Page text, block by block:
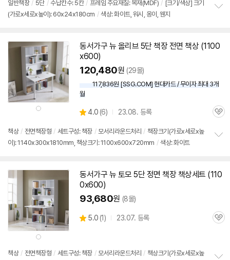
상상상 상
일반책장 / 5단 / 수납칸수: 5칸 / 프레임 주요재질: 목재(MDF) / [크기/색상] 크기
(가로x세로x높이): 60x24x180cm / 색상: 화이트, 워시, 옹이, 웬지
치
상
품
동서가구 뉴 올리브 5단책장전면 책상 (1100
x600)
120,480원 (29몰)
117,836원 [SSG.COM] 현대카드 / 무이자 최대 3개
월
별
점
4.0 (상
리
뷰
6) 23.08. 등록
관
책상 / 전면책장형 / 세트구성: 책장 / 모서리라운드처리 / 책장크기(가로x세로x높
이): 1140x300x1810mm, 책상크기: 1100x600x720mm / 색상: 화이트
치
상
품
색
상
동서가구 뉴 토모 5단정면 책장책상세트 (110
0x600)
93,680원 (8몰)
별
5.0 (상
뷰
1) 23.07. 등록
관
책상 / 전면책장형 / 세트구성: 책장 / 모서리라운드처리 / 책상크기(가로x세로x높